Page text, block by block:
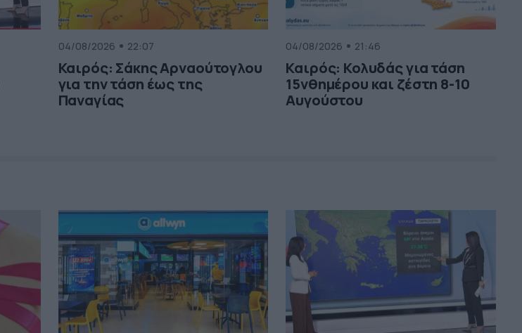
04/08/2026 22:07
Καιρός: Σάκης Αρναούτογλου
για την τάση έως της
Παναγίας
04/08/2026 21:46
Καιρός: Κολυδάς για τάση
15νθημέρου και ζέστη 8-10
Αυγούστου